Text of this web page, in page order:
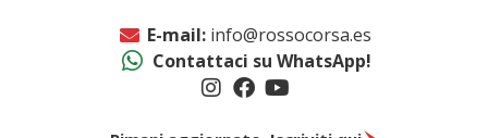
E-mail:info@rossocorsa.es
Contattaci su WhatsApp!